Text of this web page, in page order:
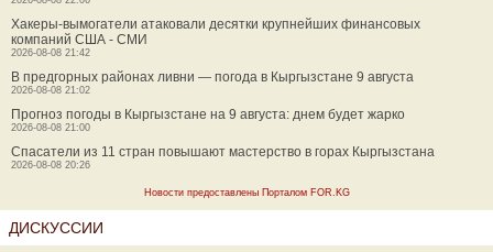
Хакеры-вымогатели атаковали десятки крупнейших финансовых
компаний США - СМИ
2026-08-08 21:42
В предгорных районах ливни — погода в Кыргызстане 9 августа
2026-08-08 21:02
Прогноз погоды в Кыргызстане на 9 августа: днем будет жарко
2026-08-08 21:00
Спасатели из 11 стран повышают мастерство в горах Кыргызстана
2026-08-08 20:26
Новости предоставлены Порталом FOR.KG
ДИСКУССИИ